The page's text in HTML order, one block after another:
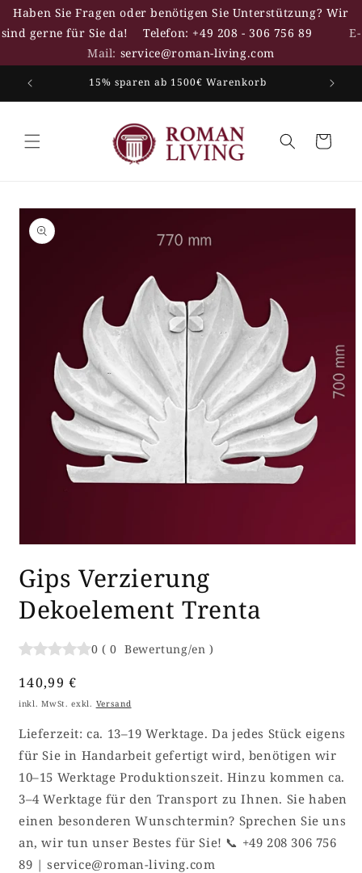
zum
Inhalt
Haben Sie Fragen oder benötigen Sie Unterstützung? Wir
sind gerne für Sie da!
Telefon: +49 208 - 306 756 89
E-
Mail: service@roman-living.com
15% sparen ab 1500€ Warenkorb
Warenkorb
in
Modal
öffnen
Gips Verzierung
Dekoelement Trenta
0( 0 Bewertung/en )
Normaler
Preis
140,99 €
inkl. MwSt. exkl. Versand
Lieferzeit: ca. 13–19 Werktage. Da jedes Stück eigens
für Sie in Handarbeit gefertigt wird, benötigen wir
10–15 Werktage Produktionszeit. Hinzu kommen ca.
3–4 Werktage für den Transport zu Ihnen. Sie haben
einen besonderen Wunschtermin? Sprechen Sie uns
an, wir tun unser Bestes für Sie! 📞 +49 208 306 756
89 | service@roman-living.com